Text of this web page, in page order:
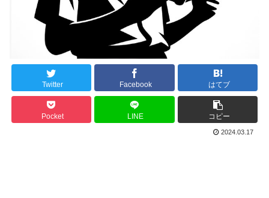
Twitter Facebook はてブ
Pocket LINE コピー
2024.03.17